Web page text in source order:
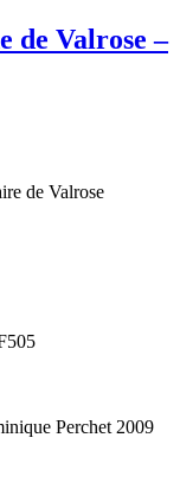
de Valrose –
de Valrose
Perchet 2009